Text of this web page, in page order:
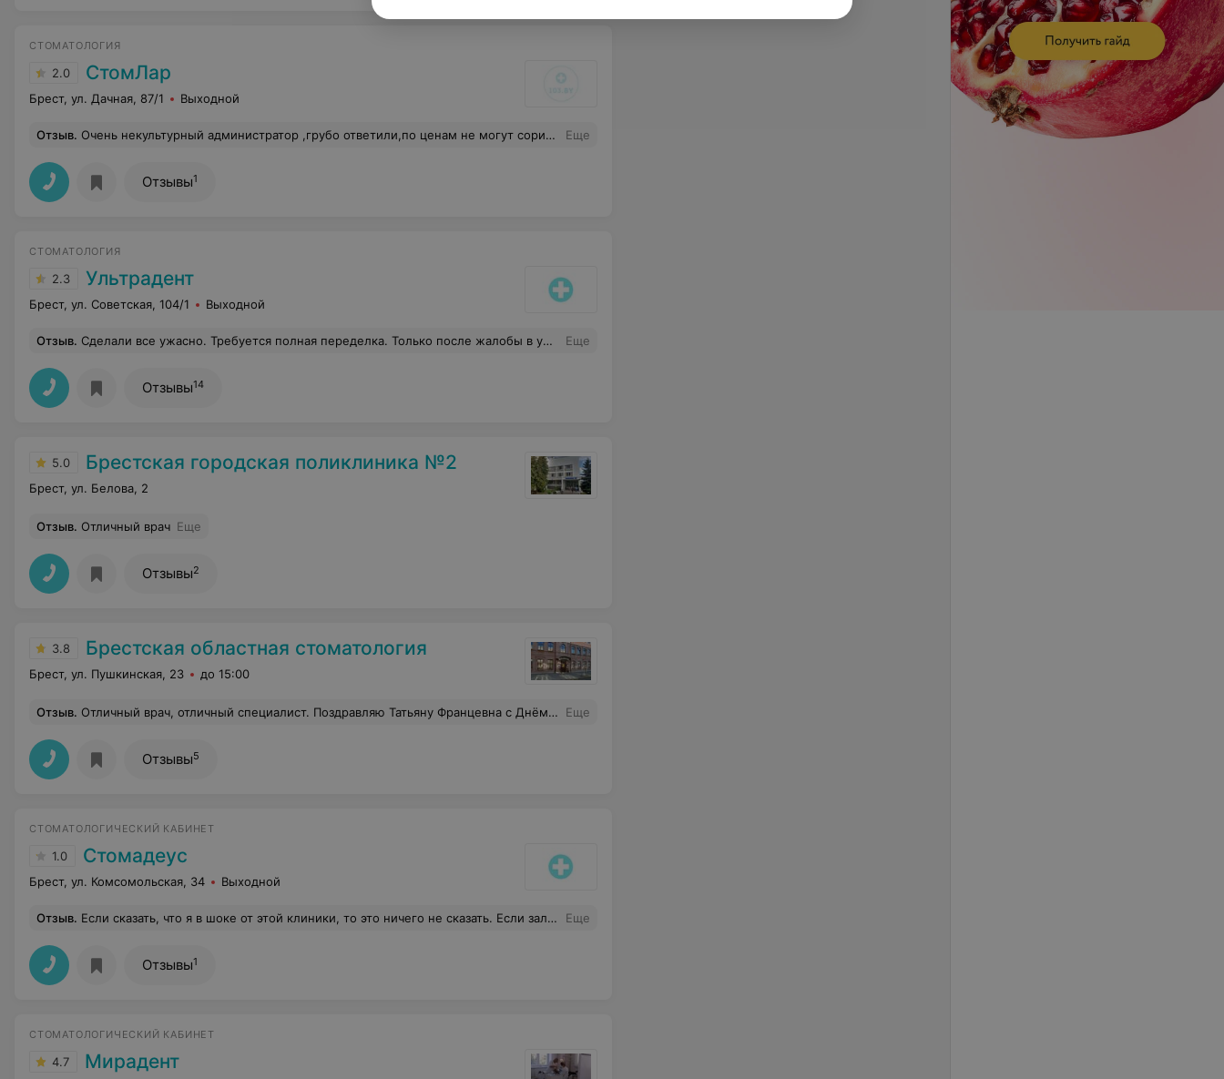
СТОМАТОЛОГИЯ
2.0 СтомЛар
Брест, ул. Дачная, 87/1 Выходной
Отзыв. Очень некультурный администратор ,грубо ответили,по ценам не могут сориентировать, желание записаться на консультацию сразу отпало((( Еще
Отзывы1
СТОМАТОЛОГИЯ
2.3 Ультрадент
Брест, ул. Советская, 104/1 Выходной
Отзыв. Сделали все ужасно. Требуется полная переделка. Только после жалобы в управление по здравоохранению вернули деньги Еще
Отзывы14
5.0 Брестская городская поликлиника №2
Брест, ул. Белова, 2
Отзыв. Отличный врач Еще
Отзывы2
3.8 Брестская областная стоматология
Брест, ул. Пушкинская, 23 до 15:00
Отзыв. Отличный врач, отличный специалист. Поздравляю Татьяну Францевна с Днём медицинского работника. Удачи и дальнейших успехов на благо и страже здоровья населения Еще
Отзывы5
СТОМАТОЛОГИЧЕСКИЙ КАБИНЕТ
1.0 Стомадеус
Брест, ул. Комсомольская, 34 Выходной
Отзыв. Если сказать, что я в шоке от этой клиники, то это ничего не сказать. Если залечить 1 зуб с двумя каналами стоит 400 рублей это приемлемая цена, то очень интересно цены на все остальное там. Притом цена растёт ежеминутно. Передомной девушка платила за один канал по 40 рублей, а с меня взали сразу по новой цене по 50. Ладно, с деньгами. Время там не ценят ни свое, ни чужое. Первое моё знакомство с клиникой меня ошарашило. Клиника работает с 10:00. Я была записана на 10:00. Я прождала 45 минут. Была уставшая с ночи и злая. Врач конечно извинился, но осадок остался. Интересно все приходят на работу с таким опозданием. В следующие разы при посищении, администратор говорила, что пришли уже следующие пациенты, и в итоге работу надо было переносить на следующей раз. Неужели нельзя время рассчитать больше для клиента,что бы врач не выкручивался и не предлогал пломбировать сначала корни, а потом в следующий раз прийдите вам пломбу поставлю. Я очень надеюсь, что это моя золотая пломба простоит Еще
Отзывы1
СТОМАТОЛОГИЧЕСКИЙ КАБИНЕТ
4.7 Мирадент